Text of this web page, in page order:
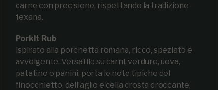
carne con precisione, rispettando la tradizione
texana.
PorkIt Rub
Ispirato alla porchetta romana, ricco, speziato e
avvolgente. Versatile su carni, verdure, uova,
patatine o panini, porta le note tipiche del
finocchietto, dell’aglio e della crosta croccante,